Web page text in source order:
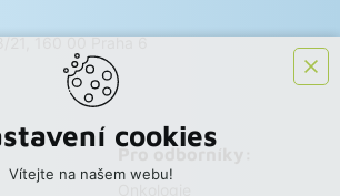
160 00 Praha 6
Pro odborníky:
cookies
Vítejte na našem webu!